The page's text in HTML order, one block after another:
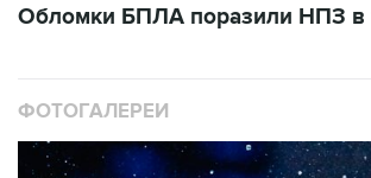
Обломки БПЛА поразили НПЗ в
ФОТОГАЛЕРЕИ